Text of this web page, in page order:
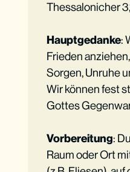
Thessalonicher
Hauptgedanke:
Frieden
Sorgen, Unruhe
Wir können fest
Gottes
Vorbereitung:
Raum oder Ort